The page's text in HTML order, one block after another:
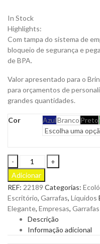
In Stock
Highlights:
Com tampa do sistema de
bloqueio de segurança e
de BPA.
Valor apresentado para o
para orçamentos de
grandes quantidades.
Cor AzulBranco Preto
Garrafa
Karon
em
RPET
de
730ml
para
Personalizar
Adicionar
REF: 22189 Categorias:
Escritório, Garrafas, Líquidos
Elegante, Empresas,
Descrição
Informação adicional